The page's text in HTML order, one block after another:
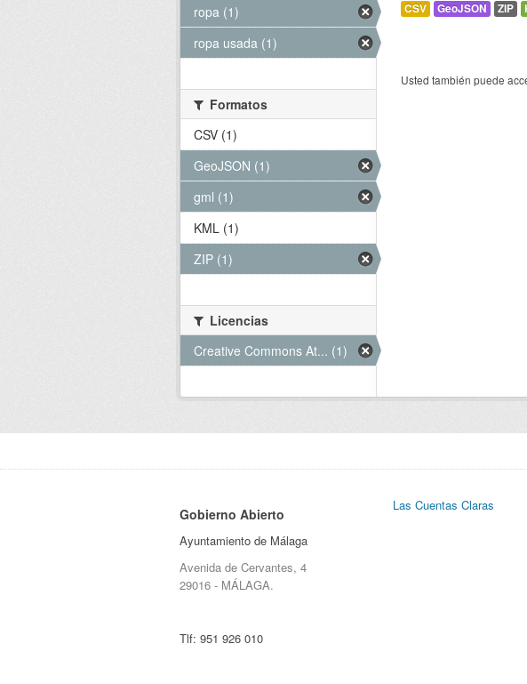
CSV GeoJSON ZIP
Usted también puede
ropa (1)
ropa usada (1)
Formatos
CSV (1)
GeoJSON (1)
gml (1)
KML (1)
ZIP (1)
Licencias
Creative Commons At... (1)
Gobierno Abierto
Ayuntamiento de Málaga
Avenida de Cervantes, 4
29016 - MÁLAGA.
Tlf: 951 926 010
Las Cuentas Claras